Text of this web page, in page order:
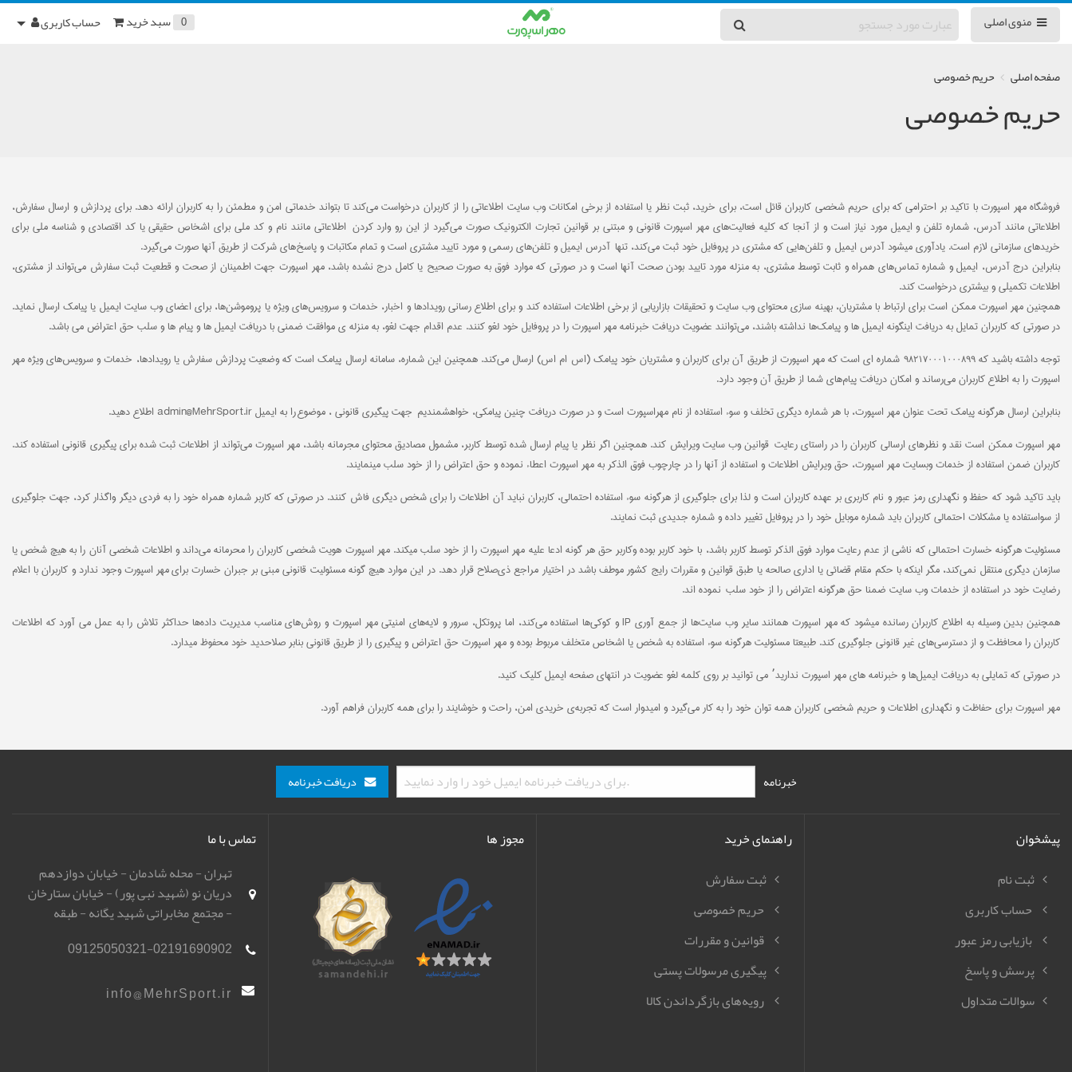
منوی اصلی حساب کاربری 0 سبد خرید
صفحه اصلی حریم خصوصی
حریم خصوصی
فروشگاه مهر اسپورت با تاکید بر احترامی که برای حریم شخصی کاربران قائل است، برای خرید، ثبت نظر یا استفاده از برخی امکانات وب سایت اطلاعاتی را از کاربران درخواست می‌کند تا بتواند خدماتی امن و مطمئن را به کاربران ارائه دهد. برای پردازش و ارسال سفارش،
اطلاعاتی مانند آدرس، شماره تلفن و ایمیل مورد نیاز است و از آنجا که کلیه فعالیت‌های مهر اسپورت قانونی و مبتنی بر قوانین تجارت الکترونیک صورت می‌گیرد از این رو وارد کردن اطلاعاتی مانند نام و کد ملی برای اشخاص حقیقی یا کد اقتصادی و شناسه ملی برای
خریدهای سازمانی لازم است. یادآوری میشود آدرس ایمیل و تلفن‌هایی که مشتری در پروفایل خود ثبت می‌کند، تنها آدرس ایمیل و تلفن‌های رسمی و مورد تایید مشتری است و تمام مکاتبات و پاسخ‌های شرکت از طریق آنها صورت می‌گیرد.
بنابراین درج آدرس، ایمیل و شماره تماس‌های همراه و ثابت توسط مشتری، به منزله مورد تایید بودن صحت آنها است و در صورتی که موارد فوق به صورت صحیح یا کامل درج نشده باشد، مهر اسپورت جهت اطمینان از صحت و قطعیت ثبت سفارش می‌تواند از مشتری،
اطلاعات تکمیلی و بیشتری درخواست کند.
همچنین مهر اسپورت ممکن است برای ارتباط با مشتریان، بهینه سازی محتوای وب سایت و تحقیقات بازاریابی از برخی اطلاعات استفاده کند و برای اطلاع رسانی رویدادها و اخبار، خدمات و سرویس‌های ویژه یا پروموشن‌ها، برای اعضای وب سایت ایمیل یا پیامک ارسال نماید.
در صورتی که کاربران تمایل به دریافت اینگونه ایمیل ها و پیامک‌ها نداشته باشند، می‌توانند عضویت دریافت خبرنامه مهر اسپورت را در پروفایل خود لغو کنند. عدم اقدام جهت لغو، به منزله ی موافقت ضمنی با دریافت ایمیل ها و پیام ها و سلب حق اعتراض می باشد.
توجه داشته باشید که۹۸۲۱۷۰۰۰۱۰۰۰۸۹۹ شماره‌ ای است که مهر اسپورت از طریق آن برای کاربران و مشتریان خود پیامک (اس ام اس) ارسال می‌کند. همچنین این شماره‌‌، سامانه ارسال پیامک است که وضعیت پردازش سفارش یا رویدادها، خدمات و سرویس‌های ویژه مهر
اسپورت را به اطلاع کاربران می‌رساند و امکان دریافت پیام‌های شما از طریق آن وجود دارد.
بنابراین ارسال هرگونه پیامک تحت عنوان مهر اسپورت، با هر شماره دیگری تخلف و سوء استفاده از نام مهراسپورت است و در صورت دریافت چنین پیامکی، خواهشمندیم جهت پیگیری قانونی ، موضوع را به ایمیل admin@MehrSport.ir اطلاع دهید.
مهر اسپورت ممکن است نقد و نظرهای ارسالی کاربران را در راستای رعایت قوانین وب سایت ویرایش کند. همچنین اگر نظر یا پیام ارسال شده توسط کاربر، مشمول مصادیق محتوای مجرمانه باشد، مهر اسپورت می‌تواند از اطلاعات ثبت شده برای پیگیری قانونی استفاده کند.
کاربران ضمن استفاده از خدمات وبسایت مهر اسپورت، حق ویرایش اطلاعات و استفاده از آنها را در چارچوب فوق الذکر به مهر اسپورت اعطاء نموده و حق اعتراض را از خود سلب مینمایند.
باید تاکید شود که حفظ و نگهداری رمز عبور و نام کاربری بر عهده کاربران است و لذا برای جلوگیری از هرگونه سوء استفاده احتمالی، کاربران نباید آن اطلاعات را برای شخص دیگری فاش کنند. در صورتی که کاربر شماره همراه خود را به فردی دیگر واگذار کرد، جهت جلوگیری
از سواستفاده یا مشکلات احتمالی کاربران باید شماره موبایل خود را در پروفایل تغییر داده و شماره جدیدی ثبت نمایند.
مسئولیت هرگونه خسارت احتمالی که ناشی از عدم رعایت موارد فوق الذکر توسط کاربر باشد، با خود کاربر بوده وکاربر حق هر گونه ادعا علیه مهر اسپورت را از خود سلب میکند. مهر اسپورت هویت شخصی کاربران را محرمانه می‌داند و اطلاعات شخصی آنان را به هیچ شخص یا
سازمان دیگری منتقل نمی‌کند، مگر اینکه با حکم مقام قضائی یا اداری صالحه یا طبق قوانین و مقررات رایج کشور موطف باشد در اختیار مراجع ذی‌صلاح قرار دهد. در این موارد هیچ گونه مسئولیت قانونی مبنی بر جبران خسارت برای مهر اسپورت وجود ندارد و کاربران با اعلام
رضایت خود در استفاده از خدمات وب سایت ضمنا حق هرگونه اعتراض را از خود سلب نموده اند.
همچنین بدین وسیله به اطلاع کاربران رسانده میشود که مهر اسپورت همانند سایر وب سایت‌ها از جمع آوری IP و کوکی‌ها استفاده می‌کند، اما پروتکل، سرور و لایه‌های امنیتی مهر اسپورت و روش‌های مناسب مدیریت داده‌ها حداکثر تلاش را به عمل می آورد که اطلاعات
کاربران را محافظت و از دسترسی‌های غیر قانونی جلوگیری کند. طبیعتا مسئولیت هرگونه سوء استفاده به شخص یا اشخاص متخلف مربوط بوده و مهر اسپورت حق اعتراض و پیگیری را از طریق قانونی بنابر صلاحدید خود محفوظ میدارد.
در صورتی که تمایلی به دریافت ایمیل‌ها و خبرنامه های مهر اسپورت ندارید٬ می توانید بر روی کلمه لغو عضویت در انتهای صفحه ایمیل کلیک کنید.
مهر اسپورت برای حفاظت و نگهداری اطلاعات و حریم شخصی کاربران همه توان خود را به کار می‌گیرد و امیدوار است که تجربه‌ی خریدی امن، راحت و خوشایند را برای همه کاربران فراهم آورد.
خبرنامه دریافت خبرنامه
پیشخوان
ثبت نام
حساب کاربری
بازیابی رمز عبور
پرسش و پاسخ
سوالات متداول
راهنمای خرید
ثبت سفارش
حریم خصوصی
قوانین و مقررات
پیگیری مرسولات پستی
رویه‌های بازگرداندن کالا
مجوز ها
تماس با ما
تهران - محله شادمان - خیابان دوازدهم
دریان نو (شهید نبی پور) - خیابان ستارخان
- مجتمع مخابراتی شهید یگانه - طبقه
(مهرگان)
09125050321-02191690902
info@MehrSport.ir